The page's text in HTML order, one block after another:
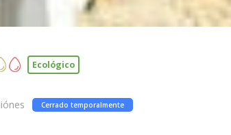
Ecológico
Cerrado temporalmente